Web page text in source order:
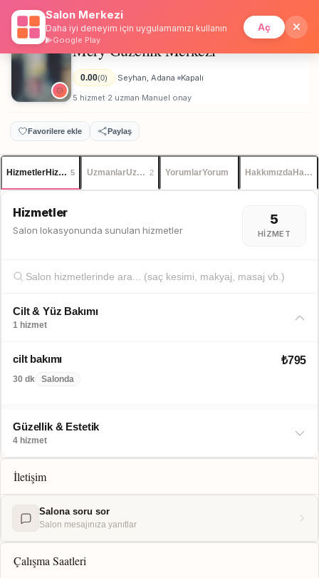
İstanbul Giriş Üye Ol
Anasayfa / Adana / Mery Güzellik Merkezi
Mery Güzellik Merkezi
0.00(0) ·Seyhan, Adana· Kapalı
5 hizmet·2 uzman·Manuel onay
Favorilere ekle Paylaş
HizmetlerHizmetler
5 UzmanlarUzmanlar
2 YorumlarYorum Hakkımızda
Hizmetler
Salon lokasyonunda sunulan hizmetler
5
HIZMET
Cilt & Yüz Bakımı
1 hizmet
cilt bakımı
30 dk Salonda
₺795
Güzellik & Estetik
4 hizmet
İletişim
Salona soru sor
Salon mesajınıza yanıtlar
Çalışma Saatleri
Salon Merkezi
Daha iyi deneyim için uygulamamızı kullanın
Google Play
Aç